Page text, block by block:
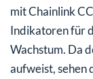
mit Chainlink
Indikatoren für
Wachstum. Da
aufweist, sehen